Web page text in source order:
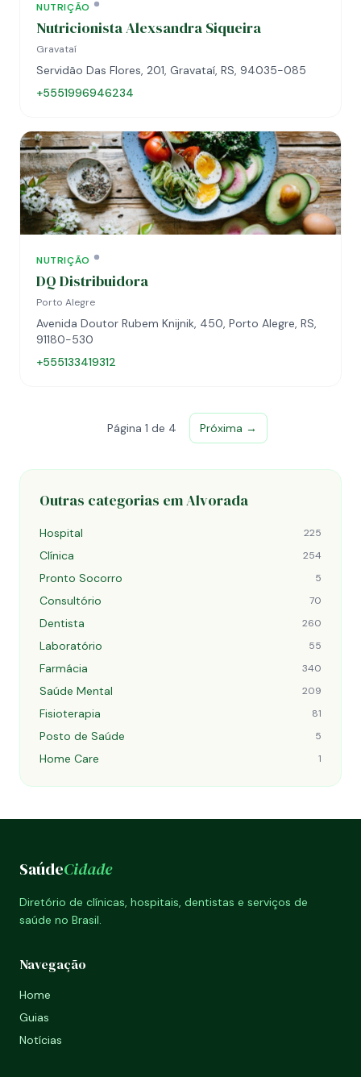
NUTRIÇÃO
Nutricionista Alexsandra Siqueira
Gravataí
Servidão Das Flores, 201, Gravataí, RS, 94035-085
+5551996946234
NUTRIÇÃO
DQ Distribuidora
Porto Alegre
Avenida Doutor Rubem Knijnik, 450, Porto Alegre, RS,
91180-530
+555133419312
Página 1 de 4 Próxima →
Outras categorias em Alvorada
Hospital 225
Clínica 254
Pronto Socorro 5
Consultório 70
Dentista 260
Laboratório 55
Farmácia 340
Saúde Mental 209
Fisioterapia 81
Posto de Saúde 5
Home Care 1
SaúdeCidade
Diretório de clínicas, hospitais, dentistas e serviços de
saúde no Brasil.
Navegação
Home
Guias
Notícias